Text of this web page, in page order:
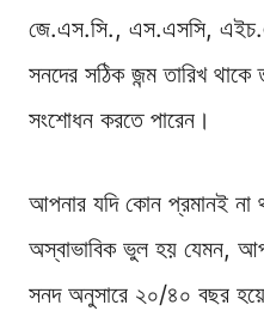
জে.এস.সি., এস.এসসি,
সনদের সঠিক জন্ম তারিখ
সংশোধন করতে পারেন।
আপনার যদি কোন প্রমানই না
অস্বাভাবিক ভুল হয় যেমন,
সনদ অনুসারে ২০/৪০ বছর